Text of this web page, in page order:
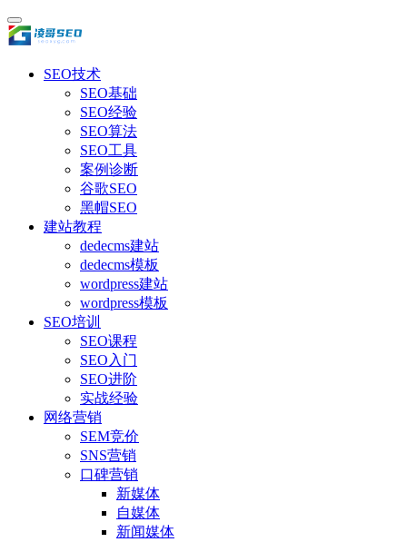
SEO技术
SEO基础
SEO经验
SEO算法
SEO工具
案例诊断
谷歌SEO
黑帽SEO
建站教程
dedecms建站
dedecms模板
wordpress建站
wordpress模板
SEO培训
SEO课程
SEO入门
SEO进阶
实战经验
网络营销
SEM竞价
SNS营销
口碑营销
新媒体
自媒体
新闻媒体